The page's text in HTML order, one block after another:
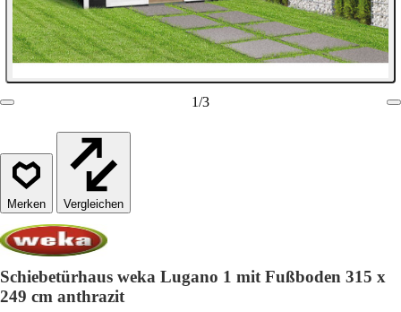
1/3
Vergleichen
Schiebetürhaus weka Lugano 1 mit Fußboden 315 x
249 cm anthrazit